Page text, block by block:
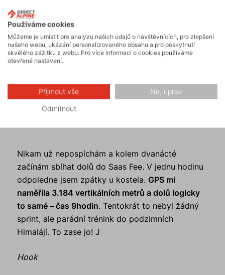
Nikam už nepospíchám a kolem dvanácté
začínám sbíhat dolů do Saas Fee. V jednu hodinu
odpoledne jsem zpátky u kostela. GPS mi
naměřila 3.184 vertikálních metrů a dolů logicky
to samé – čas 9hodin. Tentokrát to nebyl žádný
sprint, ale parádní trénink do podzimních
Himalájí. To zase jo!J
Hook
Používáme cookies
Můžeme je umístit pro analýzu našich údajů o návštěvnících, pro zlepšení
našeho webu, ukázání personalizovaného obsahu a pro poskytnutí
skvělého zážitku z webu. Pro více informací o cookies používáme
otevřené nastavení.
Přijmout vše Ne, uprav
Odmítnout